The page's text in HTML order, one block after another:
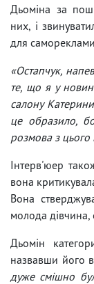
Дьоміна за
них, і
для
«Остапчук,
те, що я у
салону
це образило,
розмова з цього
Інтерв'юер
вона
Вона
молода дівчина,
Дьомін
назвавши його
дуже смішно